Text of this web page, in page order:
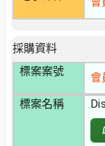
採購資料
標案案號
會
標案名稱